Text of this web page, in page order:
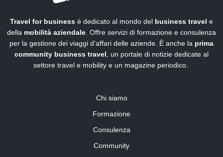
Travel for business è dedicato al mondo del business travel e
della mobilità aziendale . Offre servizi di formazione e consulenza
per la gestione dei viaggi d’affari delle aziende. È anche la prima
community business travel , un portale di notizie dedicate al
settore travel e mobility e un magazine periodico.
Chi siamo
Formazione
Consulenza
Community